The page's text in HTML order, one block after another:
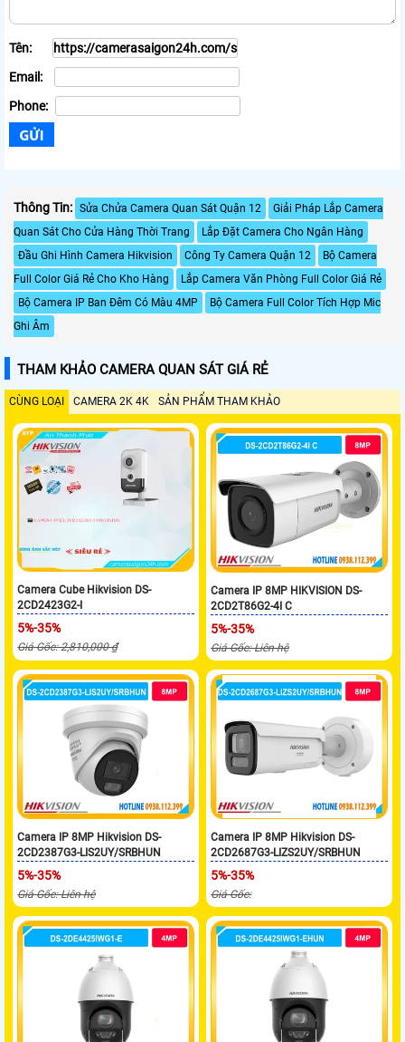
Tên:
Email:
Phone:
Thông Tin: Sửa Chửa Camera Quan Sát Quận 12
Giải Pháp Lắp Camera
Quan Sát Cho Cửa Hàng Thời Trang
Lắp Đặt Camera Cho Ngân Hàng
Đầu Ghi Hình Camera Hikvision
Công Ty Camera Quận 12
Bộ Camera
Full Color Giá Rẻ Cho Kho Hàng
Lắp Camera Văn Phòng Full Color Giá Rẻ
Bộ Camera IP Ban Đêm Có Màu 4MP
Bộ Camera Full Color Tích Hợp Mic
Ghi Âm
THAM KHẢO CAMERA QUAN SÁT GIÁ RẺ
CÙNG LOẠI CAMERA 2K 4K SẢN PHẨM THAM KHẢO
Camera Cube Hikvision DS-
2CD2423G2-I
5%-35%
Giá Gốc: 2,810,000 ₫
Camera IP 8MP HIKVISION DS-
2CD2T86G2-4I C
5%-35%
Giá Gốc: Liên hệ
Camera IP 8MP Hikvision DS-
2CD2387G3-LIS2UY/SRBHUN
5%-35%
Giá Gốc: Liên hệ
Camera IP 8MP Hikvision DS-
2CD2687G3-LIZS2UY/SRBHUN
5%-35%
Giá Gốc: